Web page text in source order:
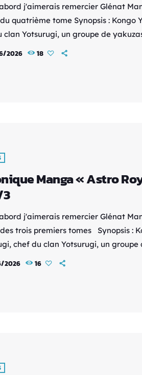
j'aimerais remercier Glénat
quatrième tome Synopsis : Kongo
clan Yotsurugi, un groupe de
est décédé. Hibaru, son unique
2026 18
Manga « Astro
j'aimerais remercier Glénat
trois premiers tomes Synopsis :
chef du clan Yotsurugi, un groupe
d’Asakusa, est décédé. Hibaru, son
2026 16